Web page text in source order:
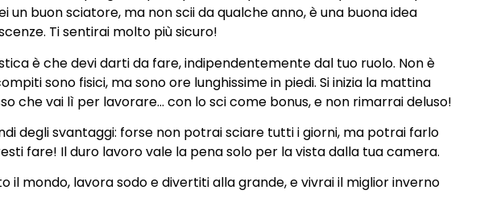
un buon sciatore, ma non scii da qualche anno, è una buona idea
Ti sentirai molto più sicuro!
è che devi darti da fare, indipendentemente dal tuo ruolo. Non è
sono fisici, ma sono ore lunghissime in piedi. Si inizia la mattina
che vai lì per lavorare… con lo sci come bonus, e non rimarrai deluso!
degli svantaggi: forse non potrai sciare tutti i giorni, ma potrai farlo
fare! Il duro lavoro vale la pena solo per la vista dalla tua camera.
mondo, lavora sodo e divertiti alla grande, e vivrai il miglior inverno